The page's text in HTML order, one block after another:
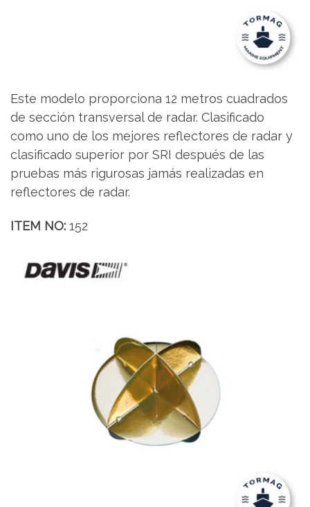
Este modelo proporciona 12 metros cuadrados
de sección transversal de radar. Clasificado
como uno de los mejores reflectores de radar y
clasificado superior por SRI después de las
pruebas más rigurosas jamás realizadas en
reflectores de radar.
ITEM NO: 152